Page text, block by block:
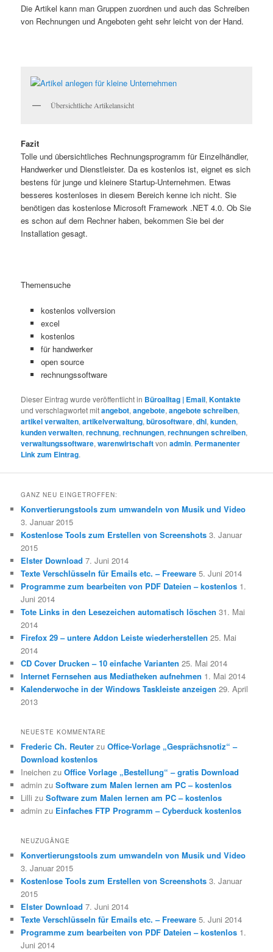
Die Artikel kann man Gruppen zuordnen und auch das Schreiben
von Rechnungen und Angeboten geht sehr leicht von der Hand.
Übersichtliche Artikelansicht
Fazit
Tolle und übersichtliches Rechnungsprogramm für Einzelhändler,
Handwerker und Dienstleister. Da es kostenlos ist, eignet es sich
bestens für junge und kleinere Startup-Unternehmen. Etwas
besseres kostenloses in diesem Bereich kenne ich nicht. Sie
benötigen das kostenlose Microsoft Framework .NET 4.0. Ob Sie
es schon auf dem Rechner haben, bekommen Sie bei der
Installation gesagt.
Themensuche
kostenlos vollversion
excel
kostenlos
für handwerker
open source
rechnungssoftware
Dieser Eintrag wurde veröffentlicht in Büroalltag | Email,Kontakte
und verschlagwortet mitangebot,angebote,angebote schreiben,
artikel verwalten,artikelverwaltung,bürosoftware,dhl,kunden,
kunden verwalten,rechnung,rechnungen,rechnungen schreiben,
verwaltungssoftware,warenwirtschaftvonadmin. Permanenter
Link zum Eintrag.
GANZ NEU EINGETROFFEN:
Konvertierungstools zum umwandeln von Musik und Video
3. Januar 2015
Kostenlose Tools zum Erstellen von Screenshots 3. Januar
2015
Elster Download 7. Juni 2014
Texte Verschlüsseln für Emails etc. – Freeware 5. Juni 2014
Programme zum bearbeiten von PDF Dateien – kostenlos 1.
Juni 2014
Tote Links in den Lesezeichen automatisch löschen 31. Mai
2014
Firefox 29 – untere Addon Leiste wiederherstellen 25. Mai
2014
CD Cover Drucken – 10 einfache Varianten 25. Mai 2014
Internet Fernsehen aus Mediatheken aufnehmen 1. Mai 2014
Kalenderwoche in der Windows Taskleiste anzeigen 29. April
2013
NEUESTE KOMMENTARE
Frederic Ch. Reuter zuOffice-Vorlage „Gesprächsnotiz“ –
Download kostenlos
Ineichen zuOffice Vorlage „Bestellung“ – gratis Download
admin zuSoftware zum Malen lernen am PC – kostenlos
Lilli zuSoftware zum Malen lernen am PC – kostenlos
admin zu Einfaches FTP Programm – Cyberduck kostenlos
NEUZUGÄNGE
Konvertierungstools zum umwandeln von Musik und Video
3. Januar 2015
Kostenlose Tools zum Erstellen von Screenshots 3. Januar
2015
Elster Download 7. Juni 2014
Texte Verschlüsseln für Emails etc. – Freeware 5. Juni 2014
Programme zum bearbeiten von PDF Dateien – kostenlos 1.
Juni 2014